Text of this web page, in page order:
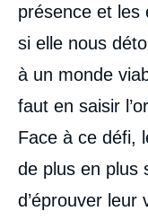
présence et les
si elle nous
à un monde
faut en saisir
Face à ce défi,
de plus en plus
d’éprouver leur